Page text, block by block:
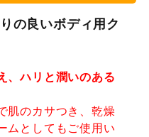
の良いボディ用ク
、ハリと潤いのある
肌のカサつき、乾燥
ムとしてもご使用い